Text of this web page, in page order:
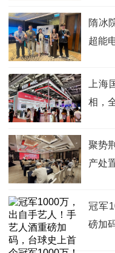
隋冰
超能
上海
相，
聚势
产处
冠军
磅加